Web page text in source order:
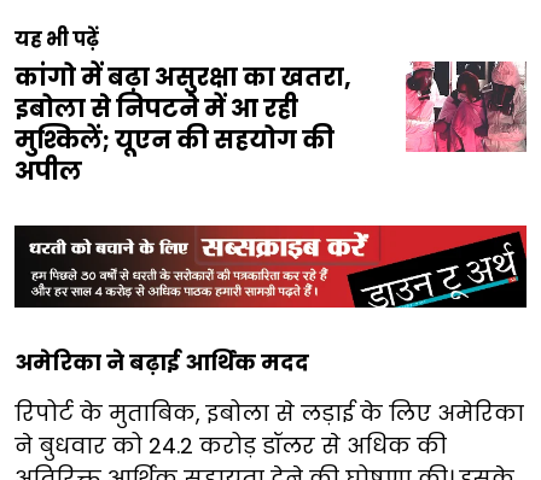
यह भी पढ़ें
कांगो में बढ़ा असुरक्षा का खतरा,
इबोला से निपटने में आ रही
मुश्किलें; यूएन की सहयोग की
अपील
अमेरिका ने बढ़ाई आर्थिक मदद
रिपोर्ट के मुताबिक, इबोला से लड़ाई के लिए अमेरिका
ने बुधवार को 24.2 करोड़ डॉलर से अधिक की